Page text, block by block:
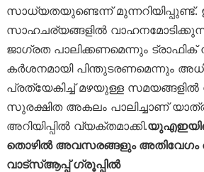
സാധ്യതയുണ്ടെന്ന് മുന്നറിയിപ്പുണ്ട്.
സാഹചര്യങ്ങളിൽ
ജാഗ്രത പാലിക്കണമെന്നും ട്രാഫിക്
കർശനമായി പിന്തുടരണമെന്നും
പ്രത്യേകിച്ച് മഴയുള്ള സമയങ്ങളിൽ
സുരക്ഷിത അകലം പാലിച്ചാണ്
അറിയിപ്പിൽ വ്യക്തമാക്കി.
തൊഴിൽ അവസരങ്ങളും അതിവേഗം
വാട്സ്ആപ്പ് ഗ്രൂപ്പിൽ